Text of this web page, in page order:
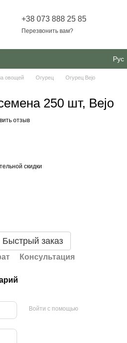
+38 073 888 25 85
Перезвонить вам?
Рус
овощей Огурец
Огурец Bejo
250 шт, Bejo
отзыв
скидки
Быстрый заказ
Консультация
Войти с помощью